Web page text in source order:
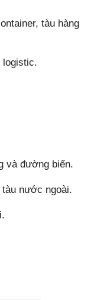
tàu hàng
logistic.
và đường biển.
nước ngoài.